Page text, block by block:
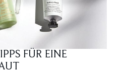
FÜR EINE